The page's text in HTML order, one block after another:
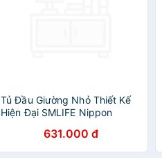
Tủ Đầu Giường Nhỏ Thiết Kế
Hiện Đại SMLIFE Nippon
631.000 đ